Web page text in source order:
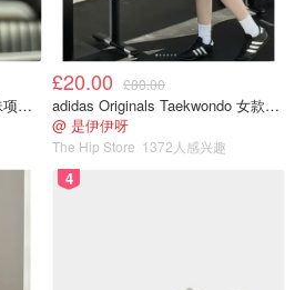
Prestige Necklace 大溪地珍珠项链 10-11mm
£20.00 £80.00
adidas Originals Taekwondo 女款黑色运动鞋
@ 是伊伊呀
The Hip Store 1372人感兴趣
4